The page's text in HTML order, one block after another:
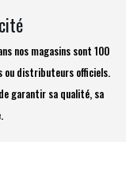
nos magasins sont 100
distributeurs officiels.
garantir sa qualité, sa